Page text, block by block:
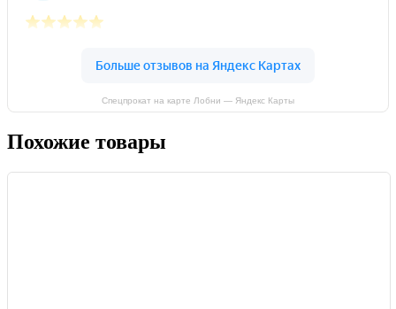
Спецпрокат на карте Лобни — Яндекс Карты
Похожие товары